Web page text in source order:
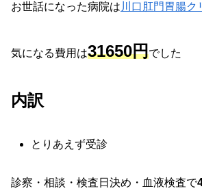
お世話になった病院は 川口肛門胃腸ク
気になる費用は31650円でした
内訳
とりあえず受診
診察・相談・検査日決め・血液検査で